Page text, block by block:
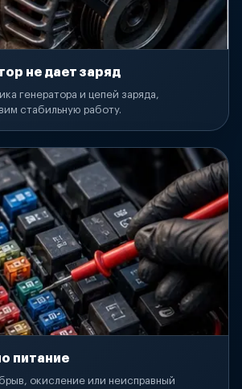
не дает заряд
генератора и цепей заряда,
стабильную работу.
питание
окисление или неисправный